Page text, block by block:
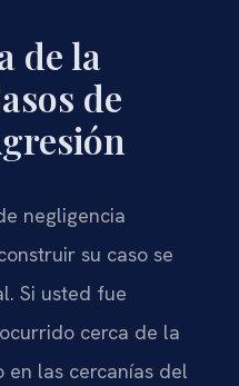
de la
de
negligencia
su caso se
Si usted fue
cerca de la
en las cercanías del